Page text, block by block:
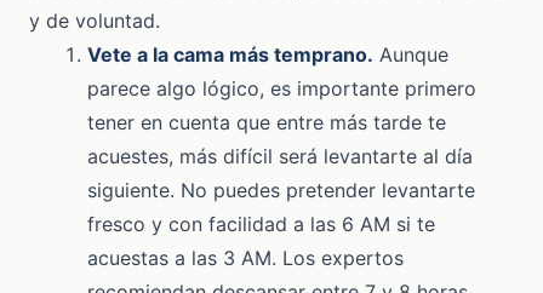
y de voluntad.
Vete a la cama más temprano. Aunque
parece algo lógico, es importante primero
tener en cuenta que entre más tarde te
acuestes, más difícil será levantarte al día
siguiente. No puedes pretender levantarte
fresco y con facilidad a las 6 AM si te
acuestas a las 3 AM. Los expertos